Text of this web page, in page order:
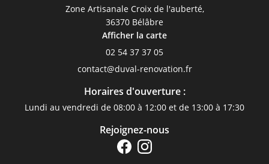
Zone Artisanale Croix de l'auberté,
36370 Bélâbre
Afficher la carte
02 54 37 37 05
Horaires d'ouverture :
Lundi au vendredi de 08:00 à 12:00 et de 13:00 à 17:30
Rejoignez-nous